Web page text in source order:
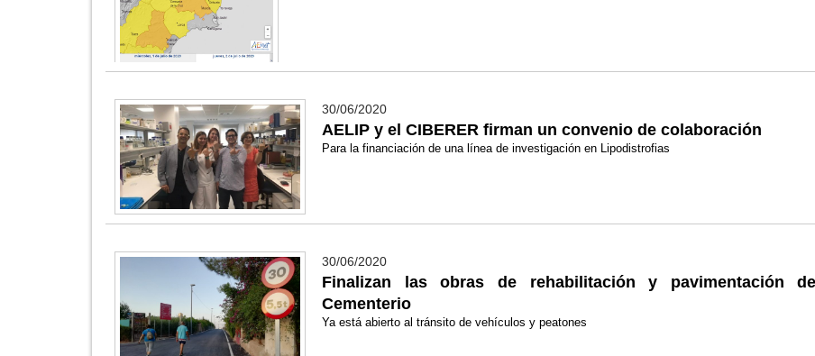
30/06/2020
AELIP y el CIBERER firman un convenio de colaboración
Para la financiación de una línea de investigación en Lipodistrofias
30/06/2020
Finalizan las obras de rehabilitación y pavimentación
Cementerio
Ya está abierto al tránsito de vehículos y peatones